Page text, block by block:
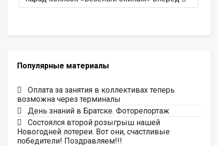
Популярные материалы
Оплата за занятия в коллективах теперь
возможна через терминалы
День знаний в Братске. Фоторепортаж
Состоялся второй розыгрыш нашей
Новогодней лотереи. Вот они, счастливые
победители! Поздравляем!!!